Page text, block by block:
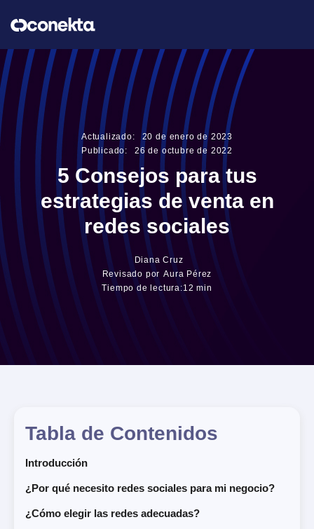
Actualizado: 20 de enero de 2023
Publicado:
26 deoctubre de 2022
5 Consejos para tus
estrategias de venta en
redes sociales
Diana Cruz
Revisado por Aura Pérez
Tiempo de lectura:12 min
Tabla de Contenidos
Introducción
¿Por qué necesito redes sociales para mi negocio?
¿Cómo elegir las redes adecuadas?